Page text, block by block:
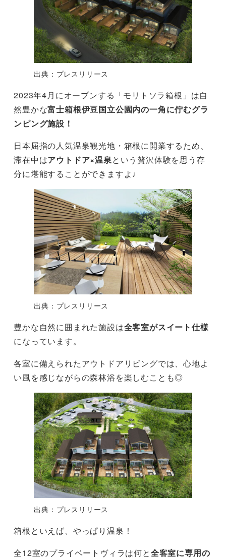
出典：プレスリリース
2023年4月にオープンする「モリトソラ箱根」は自
然豊かな富士箱根伊豆国立公園内の一角に佇むグラ
ンピング施設！
日本屈指の人気温泉観光地・箱根に開業するため、
滞在中はアウトドア×温泉という贅沢体験を思う存
分に堪能することができますよ♩
出典：プレスリリース
豊かな自然に囲まれた施設は全客室がスイート仕様
になっています。
各室に備えられたアウトドアリビングでは、心地よ
い風を感じながらの森林浴を楽しむことも◎
出典：プレスリリース
箱根といえば、やっぱり温泉！
全12室のプライベートヴィラは何と全客室に専用の